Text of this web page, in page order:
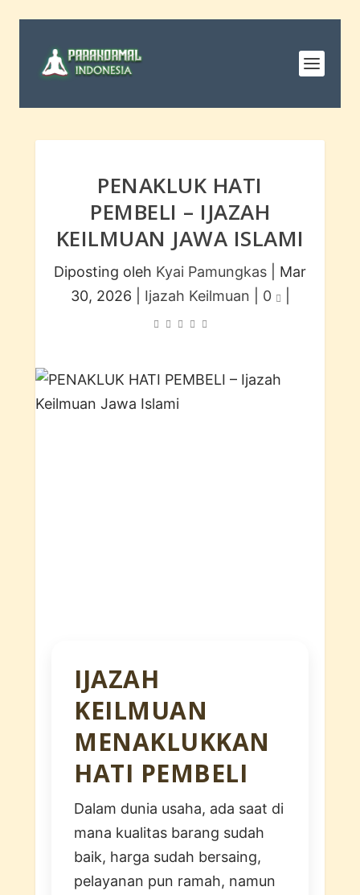
PENAKLUK HATI
PEMBELI – IJAZAH
KEILMUAN JAWA ISLAMI
Diposting oleh Kyai Pamungkas
Mar
30, 2026
Ijazah Keilmuan 0
IJAZAH
KEILMUAN
MENAKLUKKAN
HATI PEMBELI
Dalam dunia usaha, ada saat di
mana kualitas barang sudah
baik, harga sudah bersaing,
pelayanan pun ramah, namun